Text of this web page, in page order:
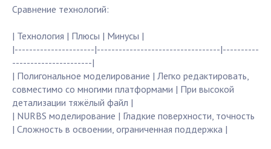
Сравнение технологий:
| Технология | Плюсы | Минусы |
|----------------------|----------------------------------|----------
----------------------|
| Полигональное моделирование | Легко редактировать,
совместимо со многими платформами | При высокой
детализации тяжёлый файл |
| NURBS моделирование | Гладкие поверхности, точность
| Сложность в освоении, ограниченная поддержка |